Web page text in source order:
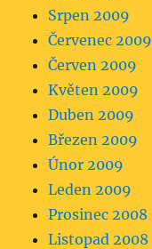
Srpen 2009
Červenec 2009
Červen 2009
Květen 2009
Duben 2009
Březen 2009
Únor 2009
Leden 2009
Prosinec 2008
Listopad 2008